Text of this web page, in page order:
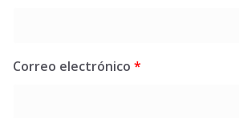
Correo electrónico *